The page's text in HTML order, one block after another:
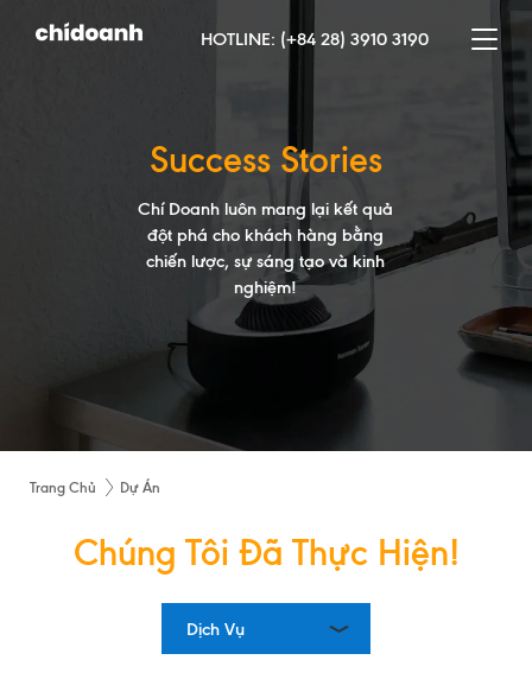
Success Stories
Chí Doanh luôn mang lại kết quả
đột phá cho khách hàng bằng
chiến lược, sự sáng tạo và kinh
nghiệm!
HOTLINE: (+84 28) 3910 3190
TRANG
CHỦ
Trang Chủ Dự Án
Chúng Tôi Đã Thực Hiện!
Dịch Vụ